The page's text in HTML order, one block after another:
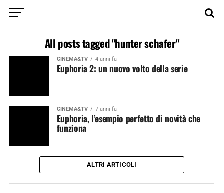
All posts tagged "hunter schafer"
CINEMA&TV 4 anni fa
Euphoria 2: un nuovo volto della serie
CINEMA&TV 7 anni fa
Euphoria, l’esempio perfetto di novità che
funziona
ALTRI ARTICOLI